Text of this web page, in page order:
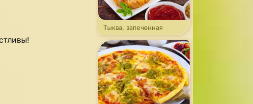
Тыква, запеченная
в беконе